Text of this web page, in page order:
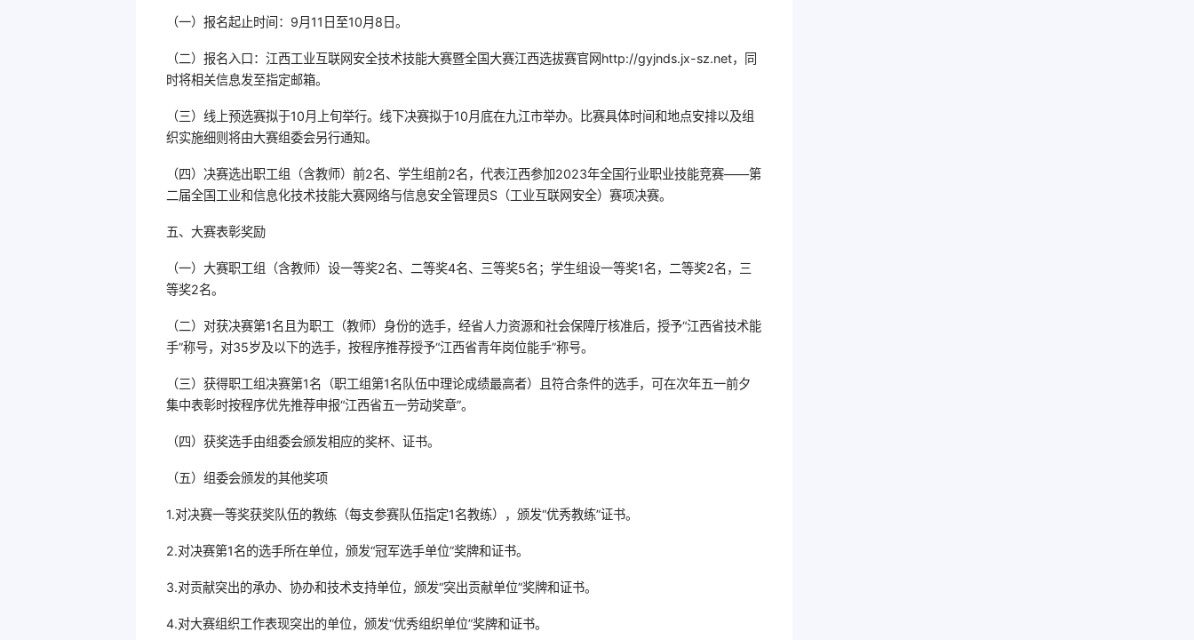
（一）报名起止时间：9月11日至10月8日。
（二）报名入口：江西工业互联网安全技术技能大赛暨全国大赛江西选拔赛官网http://gyjnds.jx-sz.net，同
时将相关信息发至指定邮箱。
（三）线上预选赛拟于10月上旬举行。线下决赛拟于10月底在九江市举办。比赛具体时间和地点安排以及组
织实施细则将由大赛组委会另行通知。
（四）决赛选出职工组（含教师）前2名、学生组前2名，代表江西参加2023年全国行业职业技能竞赛——第
二届全国工业和信息化技术技能大赛网络与信息安全管理员S（工业互联网安全）赛项决赛。
五、大赛表彰奖励
（一）大赛职工组（含教师）设一等奖2名、二等奖4名、三等奖5名；学生组设一等奖1名，二等奖2名，三
等奖2名。
（二）对获决赛第1名且为职工（教师）身份的选手，经省人力资源和社会保障厅核准后，授予“江西省技术能
手”称号，对35岁及以下的选手，按程序推荐授予“江西省青年岗位能手”称号。
（三）获得职工组决赛第1名（职工组第1名队伍中理论成绩最高者）且符合条件的选手，可在次年五一前夕
集中表彰时按程序优先推荐申报“江西省五一劳动奖章”。
（四）获奖选手由组委会颁发相应的奖杯、证书。
（五）组委会颁发的其他奖项
1.对决赛一等奖获奖队伍的教练（每支参赛队伍指定1名教练），颁发“优秀教练”证书。
2.对决赛第1名的选手所在单位，颁发“冠军选手单位”奖牌和证书。
3.对贡献突出的承办、协办和技术支持单位，颁发“突出贡献单位”奖牌和证书。
4.对大赛组织工作表现突出的单位，颁发“优秀组织单位”奖牌和证书。